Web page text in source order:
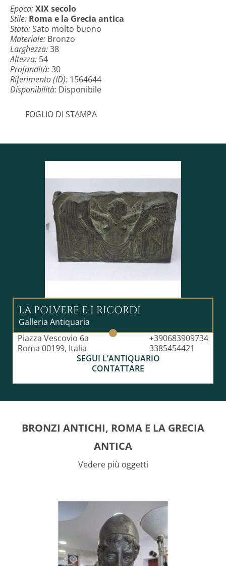
Epoca:XIX secolo
Stile: Roma e la Grecia antica
Stato:Sato molto buono
Materiale: Bronzo
Larghezza:38
Altezza: 54
Profondità:30
Riferimento (ID): 1564644
Disponibilità: Disponibile
FOGLIO DI STAMPA
LA POLVERE E I RICORDI
Galleria Antiquaria
Piazza Vescovio 6a
Roma 00199, Italia
+390683909734
3385454421
SEGUI L’ANTIQUARIO
CONTATTARE
BRONZI ANTICHI, ROMA E LA GRECIA
ANTICA
Vedere più oggetti